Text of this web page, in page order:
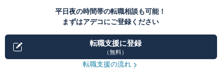
平日夜の時間帯の転職相談も可能！
まずはアデコにご登録ください
転職支援に登録
（無料）
転職支援の流れ